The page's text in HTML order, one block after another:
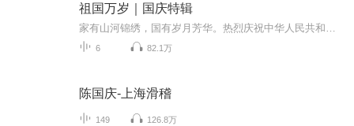
祖国万岁｜国庆特辑
6 82.1万
陈国庆-上海滑稽
149 126.8万